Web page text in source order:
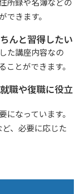
きます。
んと習得したい
た講座内容なの
とができます。
職や復職に役立
なっています。
、必要に応じた